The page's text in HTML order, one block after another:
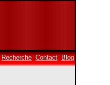
Recherche Contact Blog